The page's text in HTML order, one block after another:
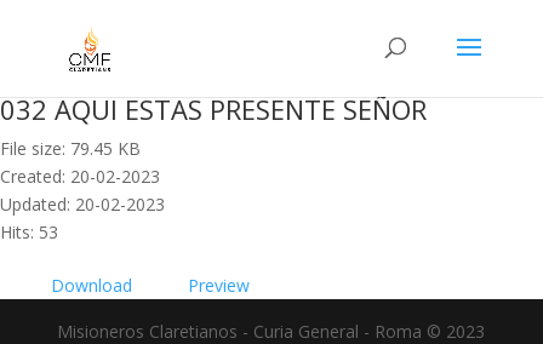
032 AQUI ESTAS PRESENTE SEÑOR
File size: 79.45 KB
Created: 20-02-2023
Updated: 20-02-2023
Hits: 53
Download
Preview
Misioneros Claretianos - Curia General - Roma © 2023